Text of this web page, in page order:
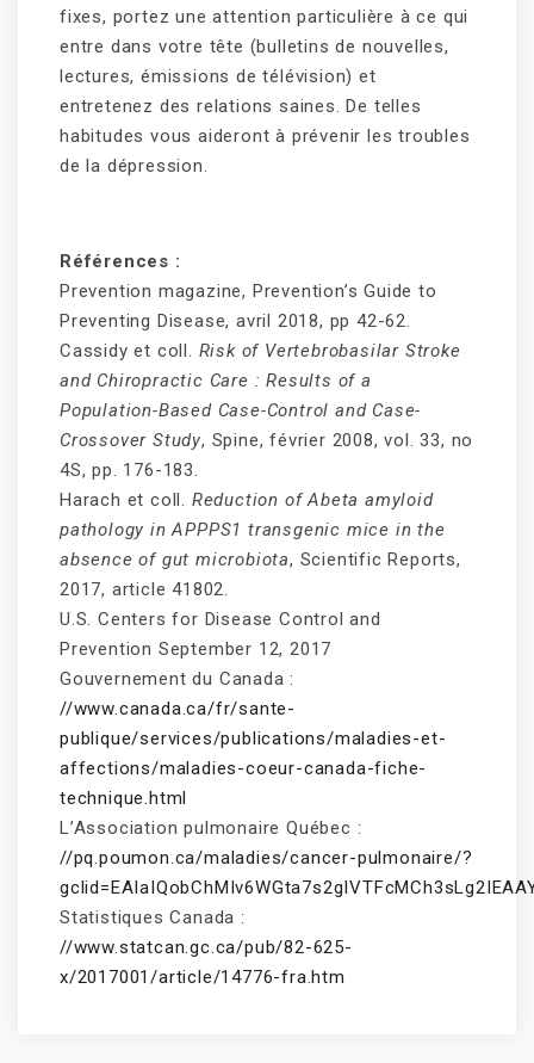
fixes, portez une attention particulière à ce qui
entre dans votre tête (bulletins de nouvelles,
lectures, émissions de télévision) et
entretenez des relations saines. De telles
habitudes vous aideront à prévenir les troubles
de la dépression.
Références :
Prevention magazine, Prevention’s Guide to
Preventing Disease, avril 2018, pp 42-62.
Cassidy et coll. Risk of Vertebrobasilar Stroke
and Chiropractic Care : Results of a
Population-Based Case-Control and Case-
Crossover Study, Spine, février 2008, vol. 33, no
4S, pp. 176-183.
Harach et coll. Reduction of Abeta amyloid
pathology in APPPS1 transgenic mice in the
absence of gut microbiota, Scientific Reports,
2017, article 41802.
U.S. Centers for Disease Control and
Prevention September 12, 2017
Gouvernement du Canada :
//www.canada.ca/fr/sante-
publique/services/publications/maladies-et-
affections/maladies-coeur-canada-fiche-
technique.html
L’Association pulmonaire Québec :
//pq.poumon.ca/maladies/cancer-pulmonaire/?
Statistiques Canada :
//www.statcan.gc.ca/pub/82-625-
x/2017001/article/14776-fra.htm